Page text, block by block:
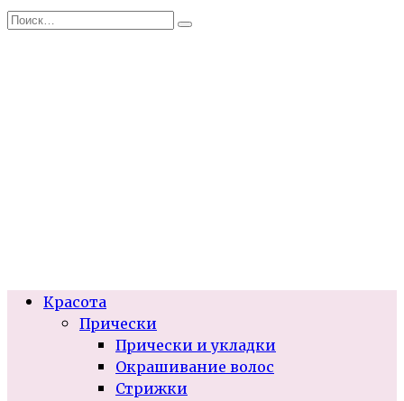
Перейти
Search
Красота
Прически
Прически и укладки
Окрашивание волос
Стрижки